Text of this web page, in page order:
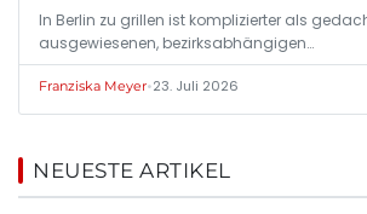
In Berlin zu grillen ist komplizierter als
ausgewiesenen, bezirksabhängigen…
Franziska Meyer•23. Juli 2026
NEUESTE ARTIKEL